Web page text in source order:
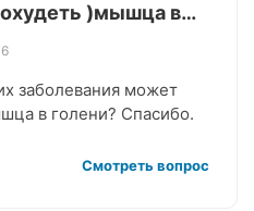
)мышца в…
заболевания может
в голени? Спасибо.
Смотреть вопрос